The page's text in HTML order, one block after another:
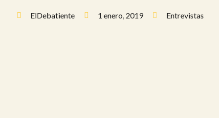
ElDebatiente 1 enero, 2019 Entrevistas